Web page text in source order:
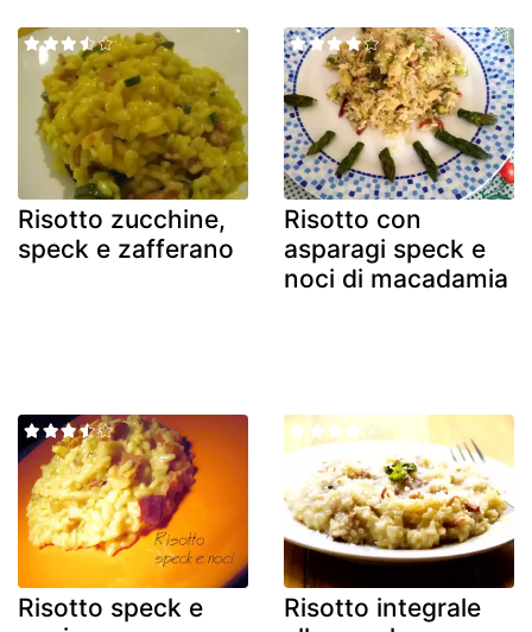
Risotto zucchine,
speck e zafferano
Risotto con
asparagi speck e
noci di macadamia
Risotto speck e
Risotto integrale